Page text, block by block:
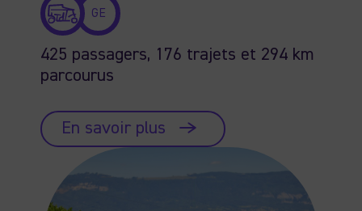
GE
425 passagers, 176 trajets et 294 km
parcourus
En savoir plus